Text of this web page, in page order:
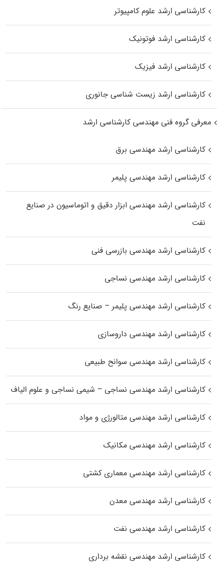
کارشناسی ارشد علوم کامپیوتر
کارشناسی ارشد فوتونیک
کارشناسی ارشد فیزیک
کارشناسی ارشد زیست‌ شناسی جانوری
معرفی گروه فنی مهندسی کارشناسی ارشد
کارشناسی ارشد مهندسی برق
کارشناسی ارشد مهندسی پلیمر
کارشناسی ارشد مهندسی ابزار دقیق و اتوماسیون در صنایع
نفت
کارشناسی ارشد مهندسی بازرسی فنی
کارشناسی ارشد مهندسی نساجی
کارشناسی ارشد مهندسی پلیمر – صنایع رنگ
کارشناسی ارشد مهندسی داروسازی
کارشناسی ارشد مهندسی سوانح طبیعی
کارشناسی ارشد مهندسی نساجی – شیمی نساجی و علوم الیاف
کارشناسی ارشد مهندسی متالورژی و مواد
کارشناسی ارشد مهندسی مکانیک
کارشناسی ارشد مهندسی معماری کشتی
کارشناسی ارشد مهندسی معدن
کارشناسی ارشد مهندسی نفت
کارشناسی ارشد مهندسی نقشه برداری